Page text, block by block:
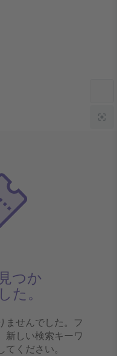
つか
た。
ませんでした。フ
新しい検索キーワ
ください。